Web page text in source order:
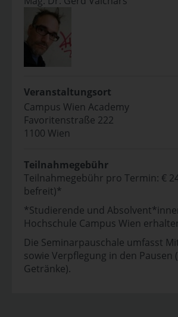
Veranstaltungsort
Campus Wien Academy
Favoritenstraße 222
1100 Wien
Teilnahmegebühr
Teilnahmegebühr pro Termin: €
befreit)*
*Studierende und
Hochschule Campus Wien
Die Seminarpauschale umfasst
sowie Verpflegung in den Pausen
Getränke).